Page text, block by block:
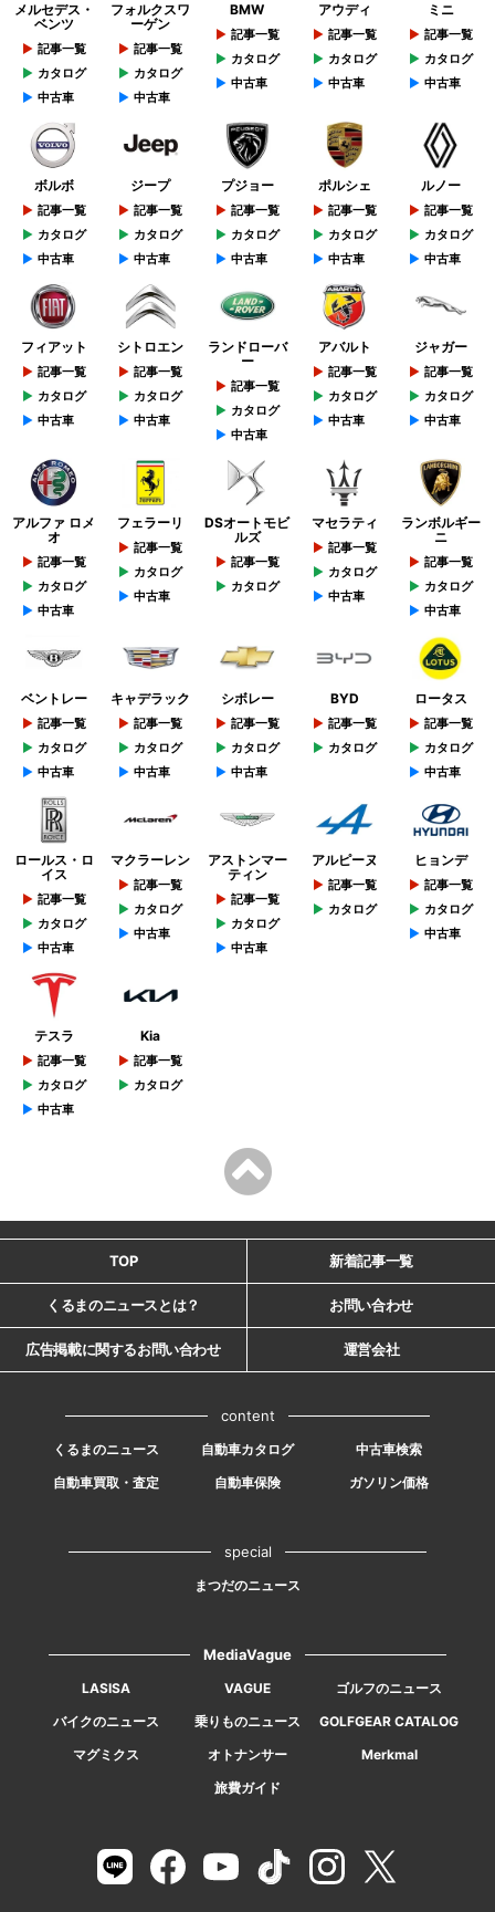
メルセデス・
ベンツ
記事一覧
カタログ
中古車
フォルクスワ
ーゲン
記事一覧
カタログ
中古車
BMW
記事一覧
カタログ
中古車
アウディ
記事一覧
カタログ
中古車
ミニ
記事一覧
カタログ
中古車
ボルボ
記事一覧
カタログ
中古車
ジープ
記事一覧
カタログ
中古車
プジョー
記事一覧
カタログ
中古車
ポルシェ
記事一覧
カタログ
中古車
ルノー
記事一覧
カタログ
中古車
フィアット
記事一覧
カタログ
中古車
シトロエン
記事一覧
カタログ
中古車
ランドローバ
ー
記事一覧
カタログ
中古車
アバルト
記事一覧
カタログ
中古車
ジャガー
記事一覧
カタログ
中古車
アルファ ロメ
オ
記事一覧
カタログ
中古車
フェラーリ
記事一覧
カタログ
中古車
DSオートモビ
ルズ
記事一覧
カタログ
マセラティ
記事一覧
カタログ
中古車
ランボルギー
ニ
記事一覧
カタログ
中古車
ベントレー
記事一覧
カタログ
中古車
キャデラック
記事一覧
カタログ
中古車
シボレー
記事一覧
カタログ
中古車
BYD
記事一覧
カタログ
ロータス
記事一覧
カタログ
中古車
ロールス・ロ
イス
記事一覧
カタログ
中古車
マクラーレン
記事一覧
カタログ
中古車
アストンマー
ティン
記事一覧
カタログ
中古車
アルピーヌ
記事一覧
カタログ
ヒョンデ
記事一覧
カタログ
中古車
テスラ
記事一覧
カタログ
中古車
Kia
記事一覧
カタログ
TOP 新着記事一覧
くるまのニュースとは？ お問い合わせ
広告掲載に関するお問い合わせ 運営会社
content
くるまのニュース 自動車カタログ
中古車検索
自動車買取・査定
自動車保険 ガソリン価格
special
まつだのニュース
MediaVague
LASISA VAGUE
ゴルフのニュース
バイクのニュース
乗りものニュース
GOLFGEAR CATALOG
マグミクス
オトナンサー
Merkmal
旅費ガイド